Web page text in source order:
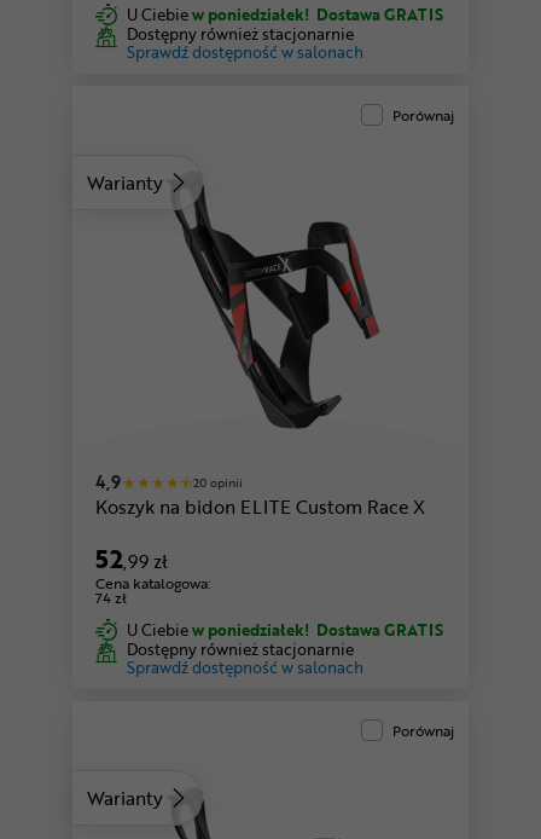
U Ciebiew poniedziałek! Dostawa GRATIS
Dostępny również stacjonarnie
Sprawdź dostępność w salonach
Warianty
Porównaj
4,9 20 opinii
Koszyk na bidon ELITE Custom Race X
52,99 zł
Cena katalogowa:
74 zł
U Ciebiew poniedziałek! Dostawa GRATIS
Dostępny również stacjonarnie
Sprawdź dostępność w salonach
Warianty
Porównaj